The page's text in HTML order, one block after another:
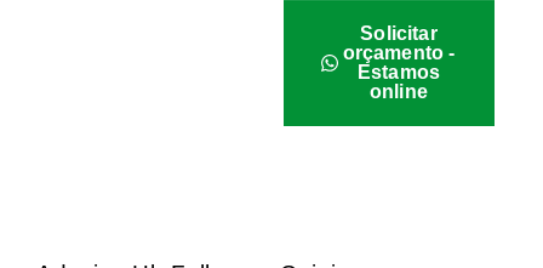
Solicitar
orçamento -
Estamos
online